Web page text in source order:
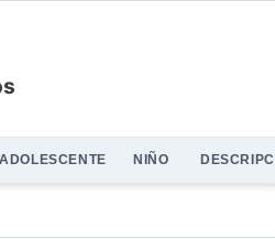
ADOLESCENTE NIÑO